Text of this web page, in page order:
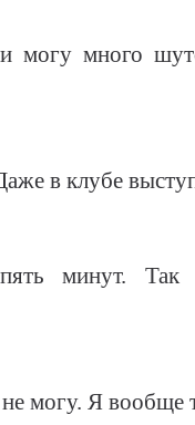
много
в клубе
минут. Так
не могу. Я